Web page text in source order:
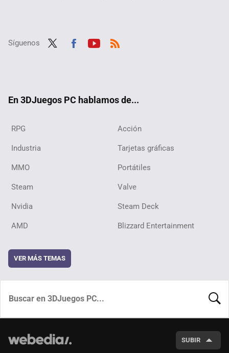
Síguenos
En 3DJuegos PC hablamos de...
RPG Acción
Industria Tarjetas gráficas
MMO Portátiles
Steam Valve
Nvidia Steam Deck
AMD Blizzard Entertainment
VER MÁS TEMAS
SUBIR